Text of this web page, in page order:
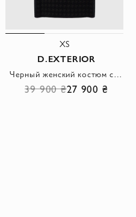
XS
D.EXTERIOR
Черный женский костюм с юбкой гусиная лапка
39 900 ₴27 900 ₴